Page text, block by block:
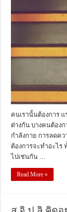
คนเรานั้นต้องการ
ต่างกัน บางคนต้อง
กำลังกาย การลดค
ต้องการจะทำอะไร
ไปเช่นกัน …
Read More »